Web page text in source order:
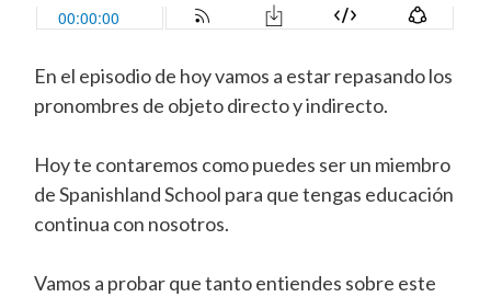
En el episodio de hoy vamos a estar repasando los
pronombres de objeto directo y indirecto.
Hoy te contaremos como puedes ser un miembro
de Spanishland School para que tengas educación
continua con nosotros.
Vamos a probar que tanto entiendes sobre este